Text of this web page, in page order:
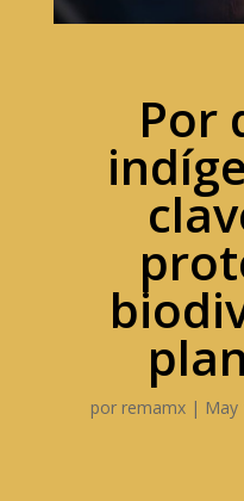
Por
por remamx| May